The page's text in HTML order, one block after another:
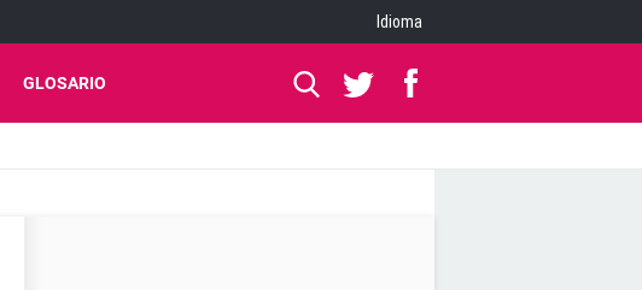
Idioma
GLOSARIO